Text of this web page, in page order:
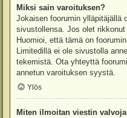
Miksi sain varoituksen?
Jokaisen foorumin ylläpitäjällä
sivustollensa. Jos olet
Huomioi, että tämä on
Limitedillä ei ole sivustolla
tekemistä. Ota yhteyttä
annetun varoituksen syystä.
Ylös
Miten ilmoitan viestin